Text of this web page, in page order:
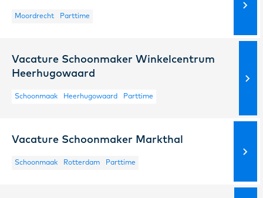
Moordrecht Parttime
Vacature Schoonmaker Winkelcentrum
Heerhugowaard
Schoonmaak Heerhugowaard Parttime
Vacature Schoonmaker Markthal
Schoonmaak Rotterdam Parttime